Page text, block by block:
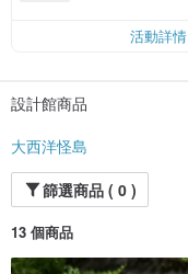
活動詳情
設計館商品
大西洋怪島
篩選商品 ( 0 )
13 個商品